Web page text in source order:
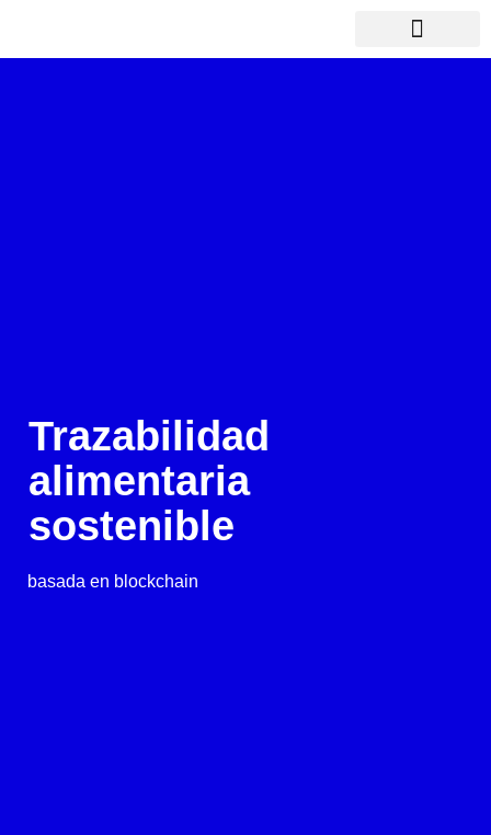
Trazabilidad
alimentaria
sostenible
basada en blockchain